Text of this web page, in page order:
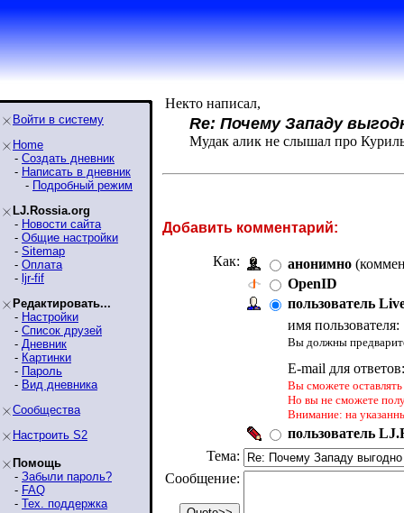
Войти в систему
Home
- Создать дневник
- Написать в дневник
- Подробный режим
LJ.Rossia.org
- Новости сайта
- Общие настройки
- Sitemap
- Оплата
- ljr-fif
Редактировать...
- Настройки
- Список друзей
- Дневник
- Картинки
- Пароль
- Вид дневника
Сообщества
Настроить S2
Помощь
- Забыли пароль?
- FAQ
- Тех. поддержка
Некто написал,
Re: Почему Западу
Мудак алик не слышал про
Добавить комментарий:
Как: анонимно
OpenID
пользователь
имя пользователя:
Вы должны
E-mail для
Вы сможете
Но вы не сможете
Внимание: на
пользователь
Тема:
Сообщение: